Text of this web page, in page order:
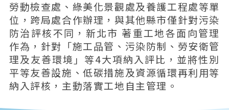
勞動檢查處、綠美化景觀處及養護工程處等單
位，跨局處合作辦理，與其他縣市僅針對污染
防治評核不同，新北市 著重工地各面向管理
作為，針對「施工品管、污染防制、勞安衛管
理及友善環境」等4大項納入評比，並將性別
平等友善設施、低碳措施及資源循環再利用等
納入評核，主動落實工地自主管理。